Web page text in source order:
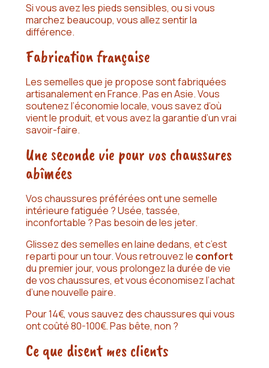
Si vous avez les pieds sensibles, ou si vous
marchez beaucoup, vous allez sentir la
différence.
Fabrication française
Les semelles que je propose sont fabriquées
artisanalement en France. Pas en Asie. Vous
soutenez l’économie locale, vous savez d’où
vient le produit, et vous avez la garantie d’un vrai
savoir-faire.
Une seconde vie pour vos chaussures
abîmées
Vos chaussures préférées ont une semelle
intérieure fatiguée ? Usée, tassée,
inconfortable ? Pas besoin de les jeter.
Glissez des semelles en laine dedans, et c’est
reparti pour un tour. Vous retrouvez le confort
du premier jour, vous prolongez la durée de vie
de vos chaussures, et vous économisez l’achat
d’une nouvelle paire.
Pour 14€, vous sauvez des chaussures qui vous
ont coûté 80-100€. Pas bête, non ?
Ce que disent mes clients